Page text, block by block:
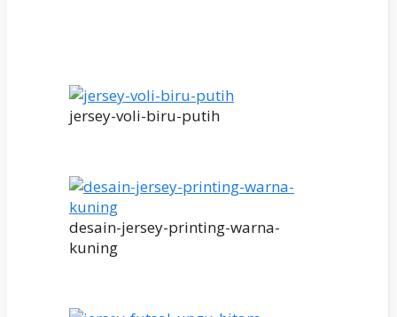
jersey-voli-biru-putih
desain-jersey-printing-warna-
kuning